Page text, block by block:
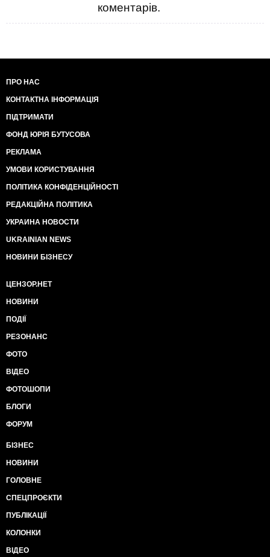
коментарів.
ПРО НАС
КОНТАКТНА ІНФОРМАЦІЯ
ПІДТРИМАТИ
ФОНД ЮРІЯ БУТУСОВА
РЕКЛАМА
УМОВИ КОРИСТУВАННЯ
ПОЛІТИКА КОНФІДЕНЦІЙНОСТІ
РЕДАКЦІЙНА ПОЛІТИКА
УКРАИНА НОВОСТИ
UKRAINIAN NEWS
НОВИНИ БІЗНЕСУ
ЦЕНЗОР.НЕТ
НОВИНИ
ПОДІЇ
РЕЗОНАНС
ФОТО
ВІДЕО
ФОТОШОПИ
БЛОГИ
ФОРУМ
БІЗНЕС
НОВИНИ
ГОЛОВНЕ
СПЕЦПРОЄКТИ
ПУБЛІКАЦІЇ
КОЛОНКИ
ВІДЕО